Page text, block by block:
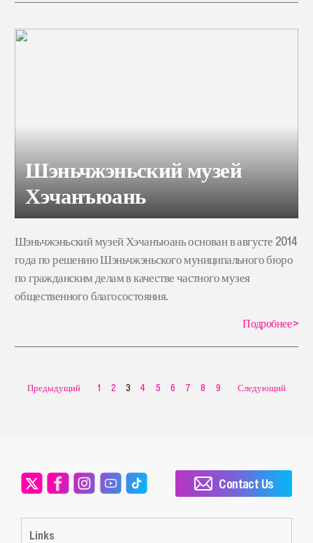
Шэньчжэньский музей
Хэчанъюань
Шэньчжэньский музей Хэчанъюань основан в августе 2014
года по решению Шэньчжэньского муниципального бюро
по гражданским делам в качестве частного музея
общественного благосостояния.
Подробнее>
Предыдущий 1 2 3 4 5 6 7 8 9 Следующий
Links
Contact Us